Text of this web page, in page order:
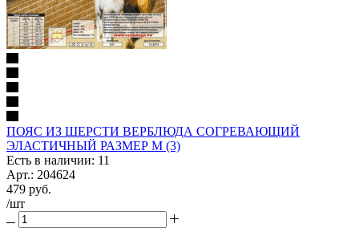
ПОЯС ИЗ ШЕРСТИ ВЕРБЛЮДА СОГРЕВАЮЩИЙ
ЭЛАСТИЧНЫЙ РАЗМЕР М (3)
Есть в наличии: 11
Арт.: 204624
479 руб.
/шт